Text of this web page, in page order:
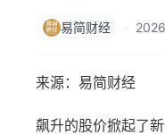
易简财经 ·
来源：易简财经
飙升的股价掀起了